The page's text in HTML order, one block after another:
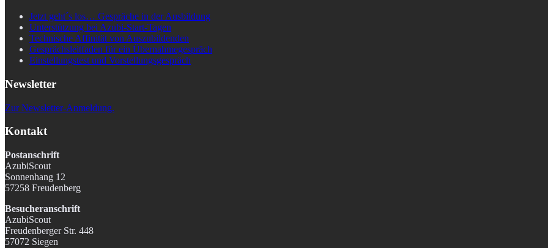
Jetzt geht´s los… Gespräche in der Ausbildung
Unterstützung bei Azubi-Start-Tagen
Technische Affinität von Auszubildenden
Gesprächsleitfaden für ein Übernahmegespräch
Einstellungstest und Vorstellungsgespräch
Newsletter
Zur Newsletter-Anmeldung.
Kontakt
Postanschrift
AzubiScout
Sonnenhang 12
57258 Freudenberg
Besucheranschrift
AzubiScout
Freudenberger Str. 448
57072 Siegen